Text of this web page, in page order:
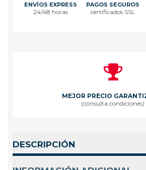
ENVÍOS EXPRESS
24/48 horas
PAGOS SEGUROS
certificados SSL
MEJOR PRECIO
(consulta condiciones)
DESCRIPCIÓN